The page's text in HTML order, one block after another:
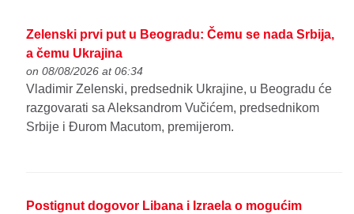
Zelenski prvi put u Beogradu: Čemu se nada Srbija,
a čemu Ukrajina
on 08/08/2026 at 06:34
Vladimir Zelenski, predsednik Ukrajine, u Beogradu će
razgovarati sa Aleksandrom Vučićem, predsednikom
Srbije i Đurom Macutom, premijerom.
Postignut dogovor Libana i Izraela o mogućim